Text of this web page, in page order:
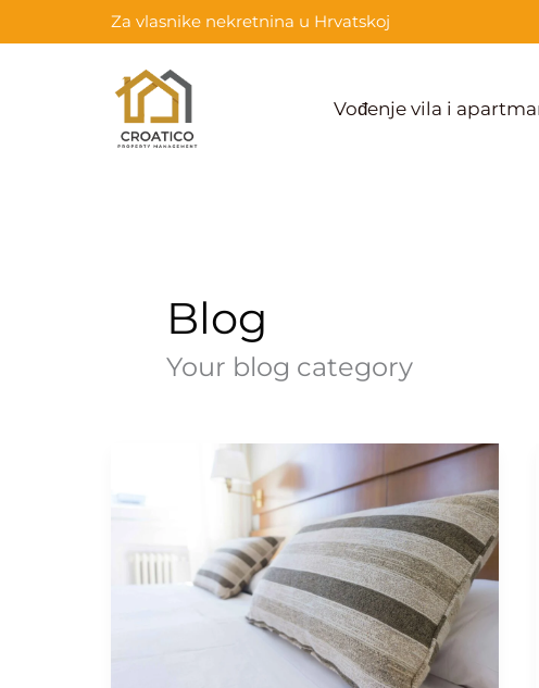
to
Za vlasnike nekretnina u Hrvatskoj
Vođenje vila i
Blog
Your blog category
Profesionalna
vila
i